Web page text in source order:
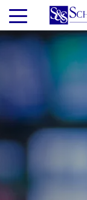
Перейти
основному
содержанию